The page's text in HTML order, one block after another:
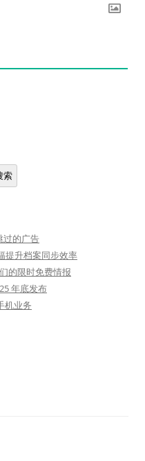
索
过的广告
升档案同步效率
的限时免费情报
年底发布
机业务